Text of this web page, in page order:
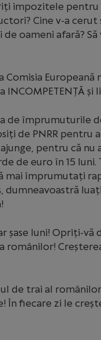
impozitele
Cine v-a cerut
de oameni afară?
Europeană
și
de împrumuturile
de PNRR pentru
pentru că nu
de euro în 15
mai împrumutați
dumneavoastră
luni! Opriți-vă
românilor!
de trai al
În fiecare zi le